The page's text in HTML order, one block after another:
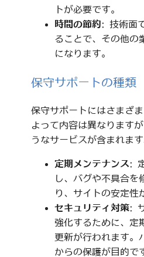
トが必要です。
時間の節約: 技術面
ることで、その他の
になります。
保守サポートの種類
保守サポートにはさまざ
よって内容は異なります
うなサービスが含まれます
定期メンテナンス:
し、バグや不具合を
り、サイトの安定性
セキュリティ対策:
強化するために、定
更新が行われます。
からの保護が目的で